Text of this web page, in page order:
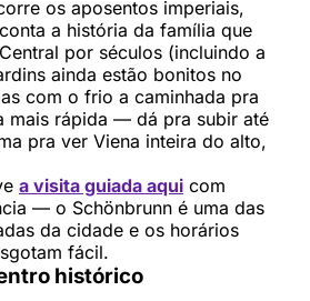
os aposentos imperiais,
a história da família que
por séculos (incluindo a
ainda estão bonitos no
com o frio a caminhada pra
mais rápida — dá pra subir até
pra ver Viena inteira do alto,
a visita guiada aqui com
— o Schönbrunn é uma das
da cidade e os horários
fácil.
histórico